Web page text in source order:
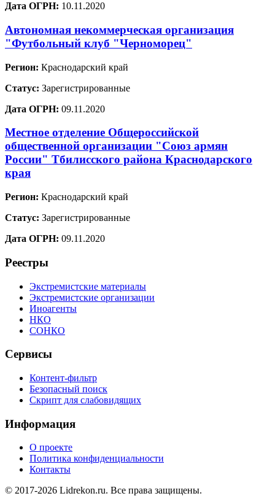
Дата ОГРН: 10.11.2020
Автономная некоммерческая организация
"Футбольный клуб "Черноморец"
Регион: Краснодарский край
Статус: Зарегистрированные
Дата ОГРН: 09.11.2020
Местное отделение Общероссийской
общественной организации "Союз армян
России" Тбилисского района Краснодарского
края
Регион: Краснодарский край
Статус: Зарегистрированные
Дата ОГРН: 09.11.2020
Реестры
Экстремистские материалы
Экстремистские организации
Иноагенты
НКО
СОНКО
Сервисы
Контент-фильтр
Безопасный поиск
Скрипт для слабовидящих
Информация
О проекте
Политика конфиденциальности
Контакты
© 2017-2026 Lidrekon.ru. Все права защищены.